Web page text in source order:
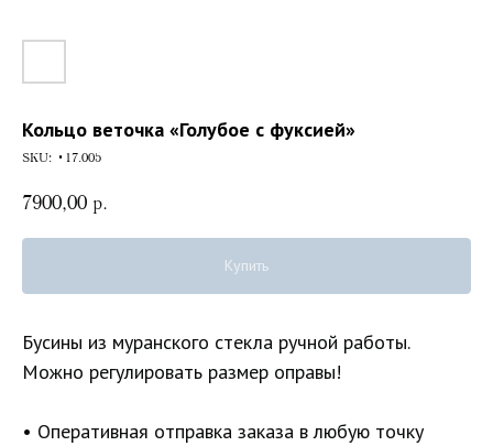
Кольцо веточка «Голубое с фуксией»
SKU: •17.005
7900,00 р.
Купить
Бусины из муранского стекла ручной работы.
Можно регулировать размер оправы!
• Оперативная отправка заказа в любую точку